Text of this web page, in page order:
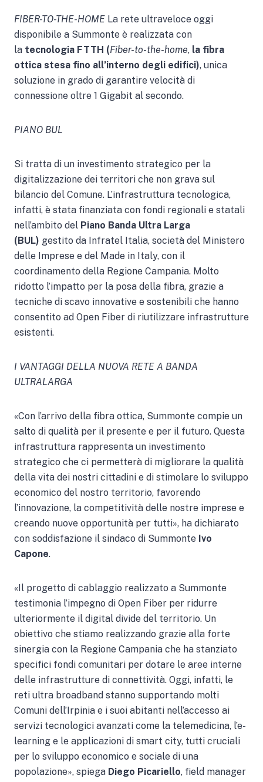
FIBER-TO-THE-HOME La rete ultraveloce oggi
disponibile a Summonte è realizzata con
la tecnologia FTTH (Fiber-to-the-home, la fibra
ottica stesa fino all’interno degli edifici), unica
soluzione in grado di garantire velocità di
connessione oltre 1 Gigabit al secondo.
PIANO BUL
Si tratta di un investimento strategico per la
digitalizzazione dei territori che non grava sul
bilancio del Comune. L’infrastruttura tecnologica,
infatti, è stata finanziata con fondi regionali e statali
nell’ambito del Piano Banda Ultra Larga
(BUL) gestito da Infratel Italia, società del Ministero
delle Imprese e del Made in Italy, con il
coordinamento della Regione Campania. Molto
ridotto l’impatto per la posa della fibra, grazie a
tecniche di scavo innovative e sostenibili che hanno
consentito ad Open Fiber di riutilizzare infrastrutture
esistenti.
I VANTAGGI DELLA NUOVA RETE A BANDA
ULTRALARGA
«Con l’arrivo della fibra ottica, Summonte compie un
salto di qualità per il presente e per il futuro. Questa
infrastruttura rappresenta un investimento
strategico che ci permetterà di migliorare la qualità
della vita dei nostri cittadini e di stimolare lo sviluppo
economico del nostro territorio, favorendo
l’innovazione, la competitività delle nostre imprese e
creando nuove opportunità per tutti», ha dichiarato
con soddisfazione il sindaco di Summonte Ivo
Capone.
«Il progetto di cablaggio realizzato a Summonte
testimonia l’impegno di Open Fiber per ridurre
ulteriormente il digital divide del territorio. Un
obiettivo che stiamo realizzando grazie alla forte
sinergia con la Regione Campania che ha stanziato
specifici fondi comunitari per dotare le aree interne
delle infrastrutture di connettività. Oggi, infatti, le
reti ultra broadband stanno supportando molti
Comuni dell’Irpinia e i suoi abitanti nell’accesso ai
servizi tecnologici avanzati come la telemedicina, l’e-
learning e le applicazioni di smart city, tutti cruciali
per lo sviluppo economico e sociale di una
popolazione», spiega Diego Picariello, field manager